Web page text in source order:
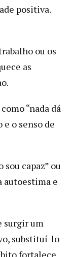
positiva.
ou os
as
“nada dá
o senso de
capaz” ou
autoestima e
surgir um
substituí-lo
fortalece